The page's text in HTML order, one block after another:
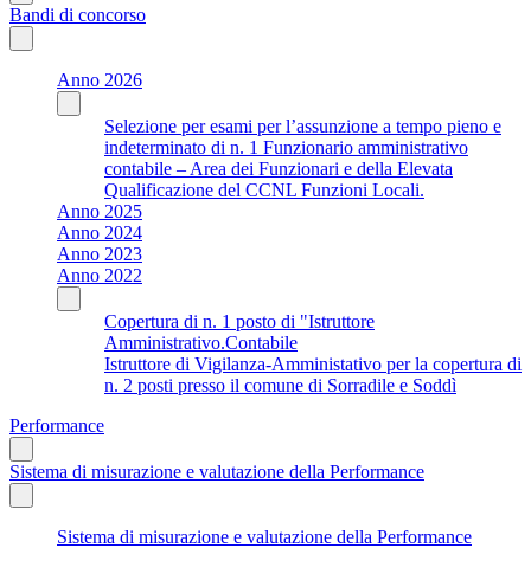
Bandi di concorso
Anno 2026
Selezione per esami per l’assunzione a tempo pieno e
indeterminato di n. 1 Funzionario amministrativo
contabile – Area dei Funzionari e della Elevata
Qualificazione del CCNL Funzioni Locali.
Anno 2025
Anno 2024
Anno 2023
Anno 2022
Copertura di n. 1 posto di "Istruttore
Amministrativo.Contabile
Istruttore di Vigilanza-Amministativo per la copertura di
n. 2 posti presso il comune di Sorradile e Soddì
Performance
Sistema di misurazione e valutazione della Performance
Sistema di misurazione e valutazione della Performance